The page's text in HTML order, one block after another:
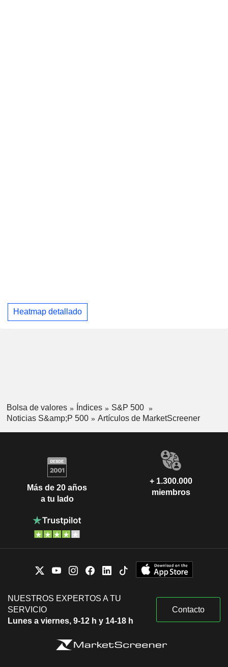
Heatmap detallado
Bolsa de valores Índices
S&P 500
Noticias S&amp;P 500
Artículos de MarketScreener
Más de 20 años
a tu lado
+ 1.300.000
miembros
NUESTROS EXPERTOS A TU
SERVICIO
Lunes a viernes, 9-12 h y 14-18 h
Contacto